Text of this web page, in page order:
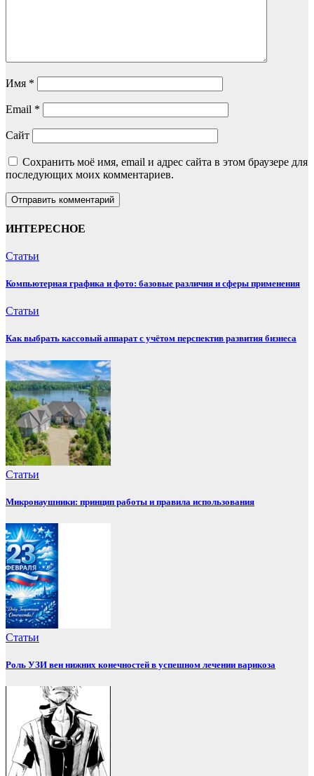
Имя *
Email *
Сайт
Сохранить моё имя, email и адрес сайта в этом браузере для
последующих моих комментариев.
ИНТЕРЕСНОЕ
Статьи
Компьютерная графика и фото: базовые различия и сферы применения
Статьи
Как выбрать кассовый аппарат с учётом перспектив развития бизнеса
Статьи
Микронаушники: принцип работы и правила использования
Статьи
Роль УЗИ вен нижних конечностей в успешном лечении варикоза